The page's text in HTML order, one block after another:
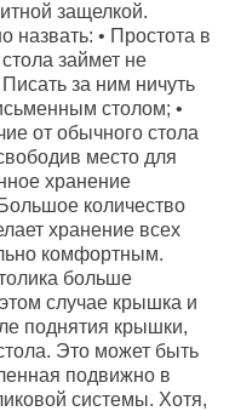
защелкой.
назвать: • Простота в
займет не
за ним ничуть
столом; •
от обычного стола
место для
хранение
количество
хранение всех
комфортным.
больше
случае крышка и
поднятия крышки,
Это может быть
подвижно в
системы. Хотя,